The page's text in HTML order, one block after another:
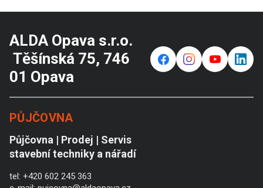
ALDA Opava s.r.o.
Těšínská 75, 746
01 Opava
f ⌁ y in
PŮJČOVNA
Půjčovna | Prodej | Servis
stavební techniky a nářadí
tel: +420 602 245 363